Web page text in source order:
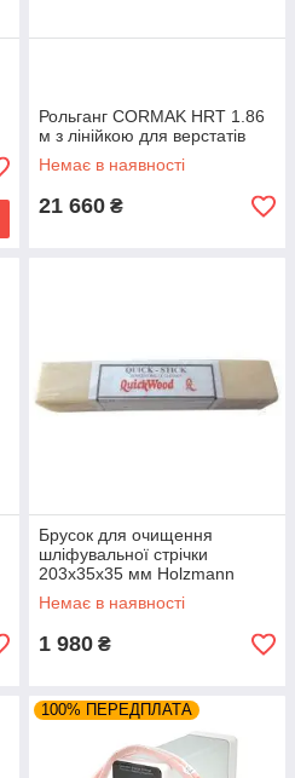
Рольганг CORMAK HRT 1.86
м з лінійкою для верстатів
Немає в наявності
21 660 ₴
Брусок для очищення
шліфувальної стрічки
203x35x35 мм Holzmann
SBR203
Немає в наявності
1 980 ₴
100% ПЕРЕДПЛАТА